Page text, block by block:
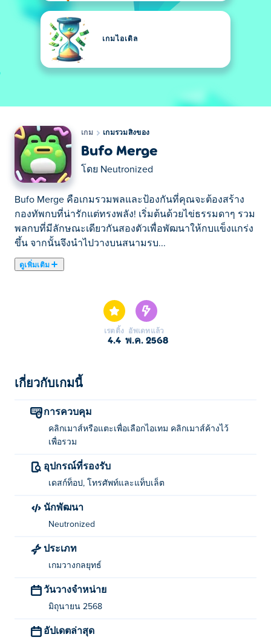
เกมไอเดิล
เกม เกมรวมสิ่งของ
Bufo Merge
โดย Neutronized
Bufo Merge คือเกมรวมพลและป้องกันที่คุณจะต้องสร้าง
กองทัพกบที่น่ารักแต่ทรงพลัง! เริ่มต้นด้วยไข่ธรรมดาๆ รวม
พลกบที่มีลักษณะเดียวกันสองตัวเพื่อพัฒนาให้กบแข็งแกร่ง
ขึ้น จากนั้นจึงนำไปวางบนสนามรบ...
ดูเพิ่มเติม
พลกบที่มีลักษณะเดียวกันสองตัวเพื่อพัฒนาให้กบแข็งแกร่ง
ขึ้น จากนั้นจึงนำไปวางบนสนามรบ เผชิญหน้ากับฝูงสัตว์
ประหลาดประหลาดอย่างหนูหรืองู รับเหรียญสำหรับ
ป้องกันขั้นสูงสุดได้หรือไม่?
จะเล่น Bufo Merge ได้อย่างไร?
คลิกหรือแตะเพื่อเลือกรายการ คลิกและกดค้างไว้เพื่อรวม
ใครเป็นผู้สร้าง Bufo Merge?
Bufo Merge เป็นผลงานสร้างสรรค์ของ Neutronized เล่นเก
Rampage-Slime Laboratory 2
Penguin-Magic Bridge
Double Panda
คุณสามารถเล่น Bufo Merge ได้ฟรีบนเว็บไซต์
ฉันสามารถเล่น Bufo Merge บนอุปกรณ์พกพาและ
เรตติ้ง
4.4
อัพเดทแล้ว
พ.ค. 2568
เกี่ยวกับเกมนี้
การควบคุม
คลิกเมาส์หรือแตะเพื่อเลือกไอเทม คลิกเมาส์ค้างไว้
เพื่อรวม
อุปกรณ์ที่รองรับ
เดสก์ท็อป, โทรศัพท์และแท็บเล็ต
นักพัฒนา
Neutronized
ประเภท
เกมวางกลยุทธ์
วันวางจำหน่าย
มิถุนายน 2568
อัปเดตล่าสุด